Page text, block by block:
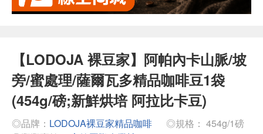
【LODOJA 裸豆家】阿帕內卡山脈/坡
旁/蜜處理/薩爾瓦多精品咖啡豆1袋
(454g/磅;新鮮烘培 阿拉比卡豆)
◎品牌： LODOJA裸豆家精品咖啡
◎規格： 454g/1磅